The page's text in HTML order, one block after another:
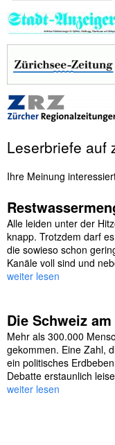
Leserbriefe auf
Ihre Meinung
Alle leiden unter der
knapp. Trotzdem darf
die sowieso schon
Kanäle voll sind und
weiter lesen
Die Schweiz
Mehr als 300.000
gekommen. Eine Zahl,
ein politisches
Debatte erstaunlich
weiter lesen